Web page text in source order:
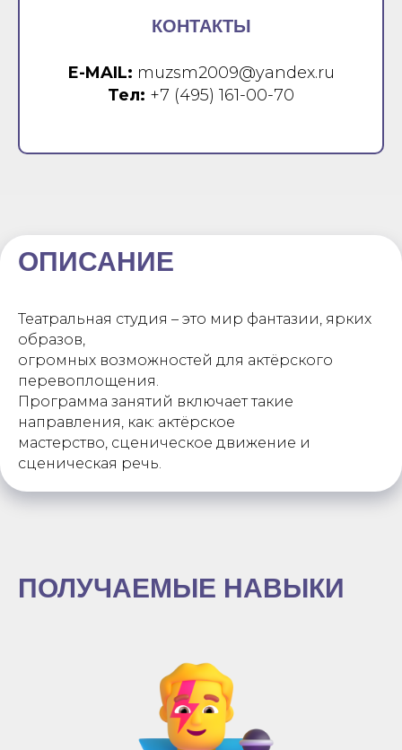
КОНТАКТЫ
E-MAIL: muzsm2009@yandex.ru
Тел: +7 (495) 161-00-70
ОПИСАНИЕ
Театральная студия – это мир фантазии, ярких
образов,
огромных возможностей для актёрского
перевоплощения.
Программа занятий включает такие
направления, как: актёрское
мастерство, сценическое движение и
сценическая речь.
ПОЛУЧАЕМЫЕ НАВЫКИ